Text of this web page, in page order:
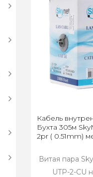
Кабель
Бухта 305м
2pr ( 0.51mm)
Витая пара
UTP-2-CU